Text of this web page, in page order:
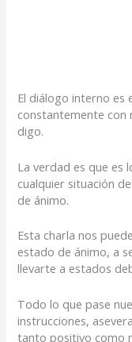
El diálogo interno es
constantemente con
digo.
La verdad es que es
cualquier situación
de ánimo.
Esta charla nos
estado de ánimo, a
llevarte a estados
Todo lo que pase
instrucciones,
tanto positivo como